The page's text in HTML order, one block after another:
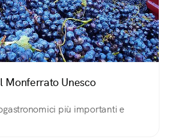
Monferrato Unesco
più importanti e